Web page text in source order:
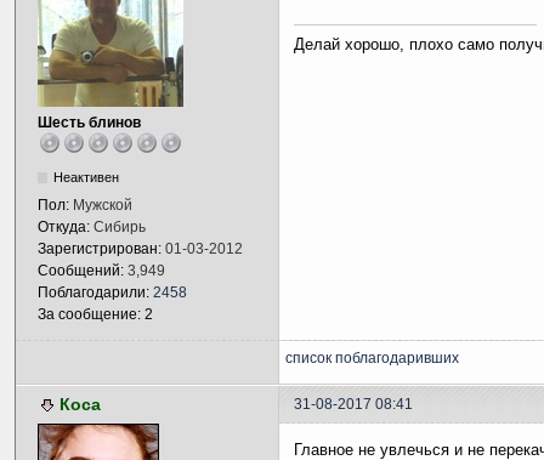
Шесть блинов
Неактивен
Пол: Мужской
Откуда: Сибирь
Зарегистрирован: 01-03-2012
Сообщений: 3,949
Поблагодарили: 2458
За сообщение: 2
Делай хорошо, плохо само
список поблагодаривших
Коса 31-08-2017 08:41
Главное не увлечься и не